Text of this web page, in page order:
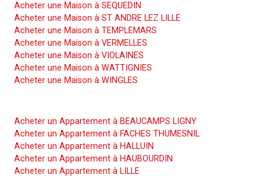
Acheter une Maison à SEQUEDIN
Acheter une Maison à ST ANDRE LEZ LILLE
Acheter une Maison à TEMPLEMARS
Acheter une Maison à VERMELLES
Acheter une Maison à VIOLAINES
Acheter une Maison à WATTIGNIES
Acheter une Maison à WINGLES
Acheter un Appartement à BEAUCAMPS LIGNY
Acheter un Appartement à FACHES THUMESNIL
Acheter un Appartement à HALLUIN
Acheter un Appartement à HAUBOURDIN
Acheter un Appartement à LILLE